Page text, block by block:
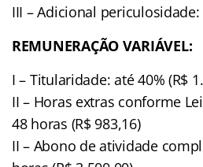
III – Adicional periculosidade:
REMUNERAÇÃO VARIÁVEL:
I – Titularidade: até 40% (R$
II – Horas extras conforme
48 horas (R$ 983,16)
II – Abono de atividade